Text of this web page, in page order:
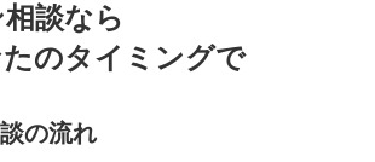
談なら
のタイミングで
の流れ